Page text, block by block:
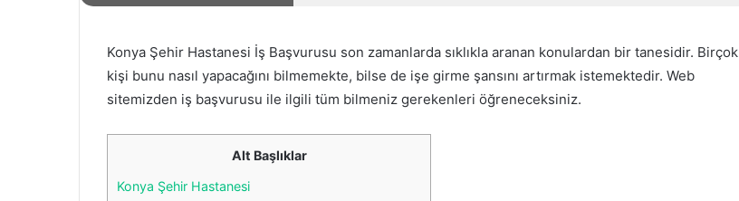
Konya Şehir Hastanesi İş Başvurusu son zamanlarda sıklıkla aranan konulardan bir tanesidir. Birçok
kişi bunu nasıl yapacağını bilmemekte, bilse de işe girme şansını artırmak istemektedir. Web
sitemizden iş başvurusu ile ilgili tüm bilmeniz gerekenleri öğreneceksiniz.
Alt Başlıklar
Konya Şehir Hastanesi